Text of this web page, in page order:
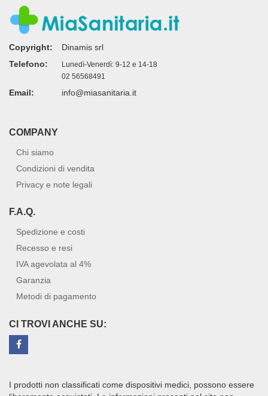
Copyright:
Dinamis srl
Telefono:
Lunedì-Venerdì: 9-12 e 14-18
02 56568491
Email: info@miasanitaria.it
COMPANY
Chi siamo
Condizioni di vendita
Privacy e note legali
F.A.Q.
Spedizione e costi
Recesso e resi
IVA agevolata al 4%
Garanzia
Metodi di pagamento
CI TROVI ANCHE SU:
I prodotti non classificati come dispositivi medici, possono essere